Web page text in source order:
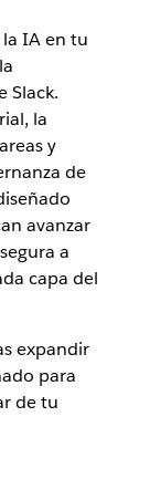
IA en tu
Slack.
la
y
de
avanzar
a
capa del
expandir
para
de tu